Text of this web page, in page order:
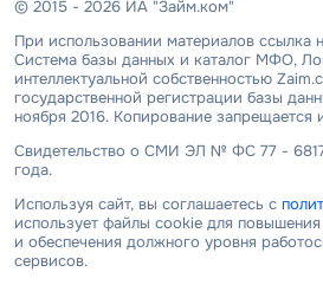
© 2015 - 2026 ИА "Займ.ком"
При использовании материалов ссылка
Система базы данных и каталог МФО,
интеллектуальной собственностью
государственной регистрации базы
ноября 2016. Копирование запрещается
Свидетельство о СМИ ЭЛ № ФС 77 -
года.
Используя сайт, вы соглашаетесь с
использует файлы cookie для повышения
и обеспечения должного уровня
сервисов.